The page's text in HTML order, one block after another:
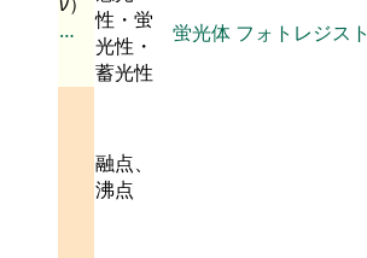
…
性・蛍
光性・
蓄光性
蛍光体 フォトレジスト
融点、
沸点